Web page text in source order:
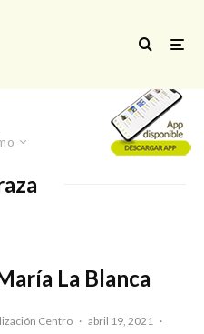
La Blanca
Centro · abril 19, 2021
·